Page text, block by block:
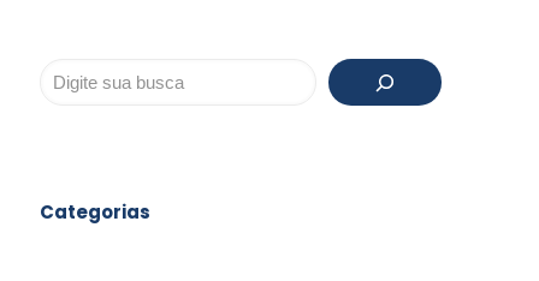
Pesquisar
Categorias